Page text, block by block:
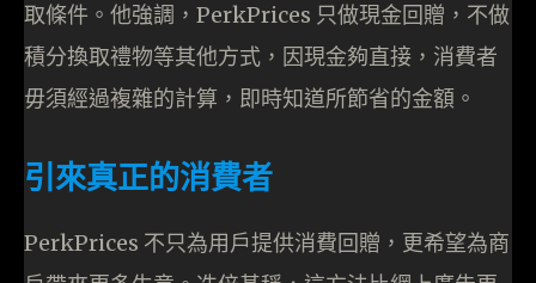
取條件。他強調，PerkPrices 只做現金回贈，不做
積分換取禮物等其他方式，因現金夠直接，消費者
毋須經過複雜的計算，即時知道所節省的金額。
引來真正的消費者
PerkPrices 不只為用戶提供消費回贈，更希望為商